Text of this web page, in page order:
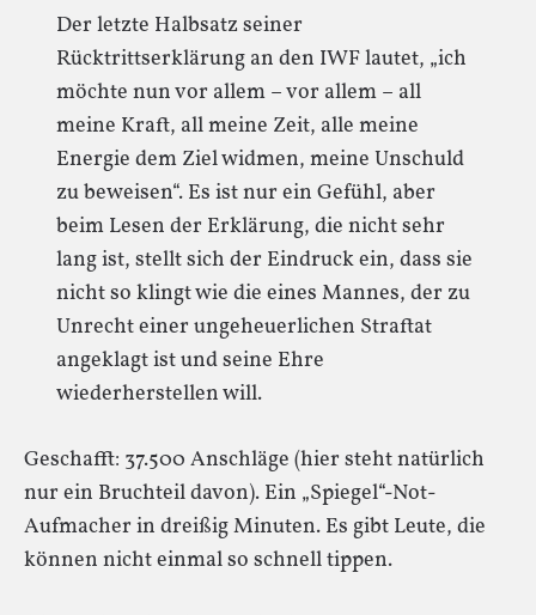
Der letzte Halbsatz seiner
Rücktrittserklärung an den IWF lautet, „ich
möchte nun vor allem – vor allem – all
meine Kraft, all meine Zeit, alle meine
Energie dem Ziel widmen, meine Unschuld
zu beweisen“. Es ist nur ein Gefühl, aber
beim Lesen der Erklärung, die nicht sehr
lang ist, stellt sich der Eindruck ein, dass sie
nicht so klingt wie die eines Mannes, der zu
Unrecht einer ungeheuerlichen Straftat
angeklagt ist und seine Ehre
wiederherstellen will.
Geschafft: 37.500 Anschläge (hier steht natürlich
nur ein Bruchteil davon). Ein „Spiegel“-Not-
Aufmacher in dreißig Minuten. Es gibt Leute, die
können nicht einmal so schnell tippen.